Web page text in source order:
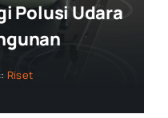
Polusi Udara
Riset